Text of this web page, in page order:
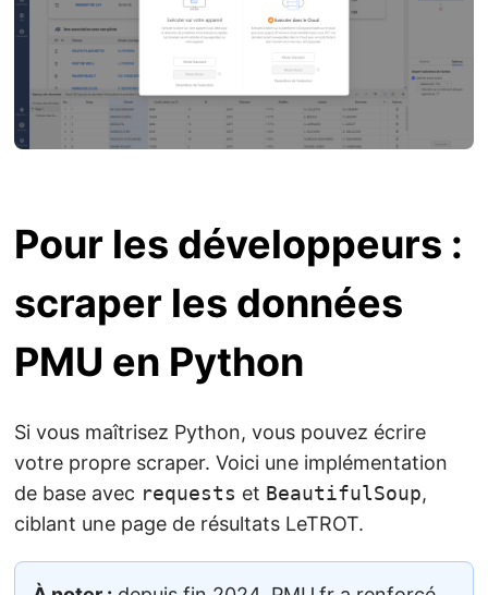
Pour les développeurs :
scraper les données
PMU en Python
Si vous maîtrisez Python, vous pouvez écrire
votre propre scraper. Voici une implémentation
de base avec requests et BeautifulSoup,
ciblant une page de résultats LeTROT.